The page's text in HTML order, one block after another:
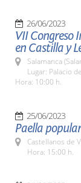
26/06/2023
VII Congreso
en Castilla y
Salamanca
Lugar: Palacio
Hora: 10:00 h.
25/06/2023
Paella
Castellanos de
Hora: 15:00 h.